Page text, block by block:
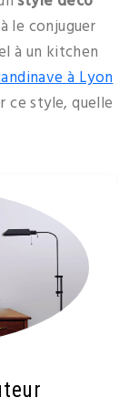
le conjuguer
à un kitchen
à Lyon
ce style, quelle